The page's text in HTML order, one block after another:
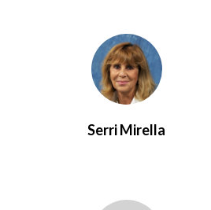
Serri Mirella